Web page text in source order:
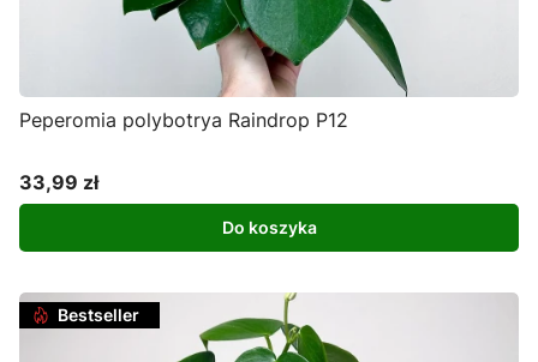
Peperomia polybotrya Raindrop P12
Cena
33,99 zł
Do koszyka
Bestseller